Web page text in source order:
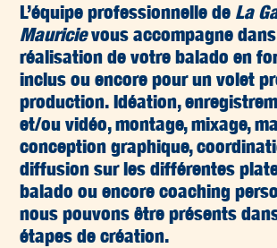
L’équipe professionnelle de La
Mauricievous accompagne
réalisation de votre balado en
inclus ou encore pour un volet
production. Idéation,
et/ou vidéo, montage, mixage,
conception graphique,
diffusion sur les différentes
balado ou encore coaching
nous pouvons être présents
étapes de création.